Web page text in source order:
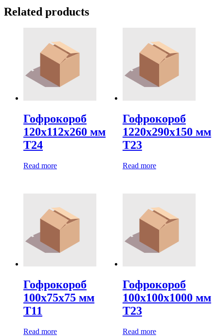
Related products
Гофрокороб
120х112х260 мм
Т24
Read more
Гофрокороб
1220х290х150 мм
Т23
Read more
Гофрокороб
100х75х75 мм
Т11
Read more
Гофрокороб
100х100х1000 мм
Т23
Read more